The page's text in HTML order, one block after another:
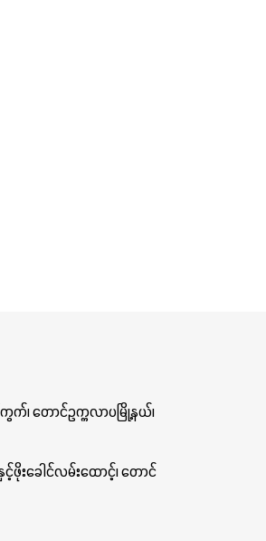
က်၊ တောင်ဥက္ကလာပမြို့နယ်၊
င့်ဖိုးခေါင်လမ်းထောင့်၊ တောင်